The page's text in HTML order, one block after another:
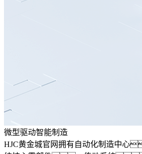
微型驱动智能制造
HJC黄金城官网拥有自动化制造中